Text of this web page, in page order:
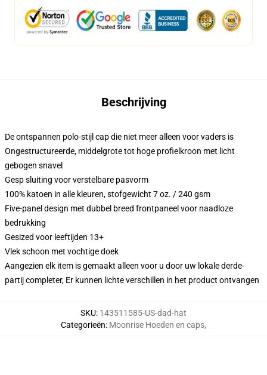
Beschrijving
De ontspannen polo-stijl cap die niet meer alleen voor vaders is
Ongestructureerde, middelgrote tot hoge profielkroon met licht
gebogen snavel
Gesp sluiting voor verstelbare pasvorm
100% katoen in alle kleuren, stofgewicht 7 oz. / 240 gsm
Five-panel design met dubbel breed frontpaneel voor naadloze
bedrukking
Gesized voor leeftijden 13+
Vlek schoon met vochtige doek
Aangezien elk item is gemaakt alleen voor u door uw lokale derde-
partij completer, Er kunnen lichte verschillen in het product ontvangen
SKU: 143511585-US-dad-hat
Categorieën: Moonrise Hoeden en caps,